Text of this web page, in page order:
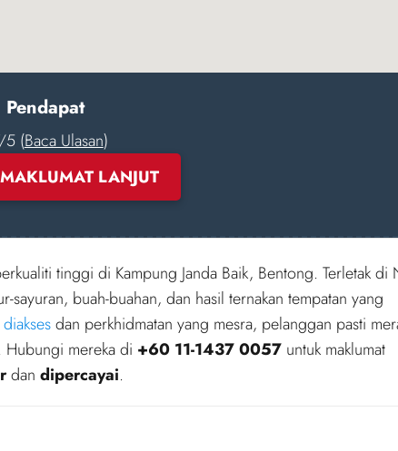
Pendapat
5 (Baca Ulasan)
MAKLUMAT LANJUT
tinggi di Kampung Janda Baik, Bentong. Terletak di
sayuran, buah-buahan, dan hasil ternakan tempatan yang
dan perkhidmatan yang mesra, pelanggan pasti
Hubungi mereka di +60 11-1437 0057 untuk maklumat
dan dipercayai.